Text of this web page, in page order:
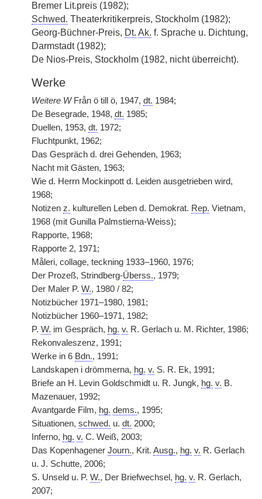
Bremer Lit.preis (1982);
Schwed. Theaterkritikerpreis, Stockholm (1982);
Georg-Büchner-Preis, Dt. Ak. f. Sprache u. Dichtung,
Darmstadt (1982);
De Nios-Preis, Stockholm (1982, nicht überreicht).
Werke
Weitere WFrån ö till ö, 1947, dt. 1984;
De Besegrade, 1948, dt. 1985;
Duellen, 1953, dt. 1972;
Fluchtpunkt, 1962;
Das Gespräch d. drei Gehenden, 1963;
Nacht mit Gästen, 1963;
Wie d. Herrn Mockinpott d. Leiden ausgetrieben wird,
1968;
Notizen z. kulturellen Leben d. Demokrat. Rep. Vietnam,
1968 (mit Gunilla Palmstierna-Weiss);
Rapporte, 1968;
Rapporte 2, 1971;
Måleri, collage, teckning 1933–1960, 1976;
Der Prozeß, Strindberg-Überss., 1979;
Der Maler P. W., 1980 / 82;
Notizbücher 1971–1980, 1981;
Notizbücher 1960–1971, 1982;
P. W. im Gespräch, hg. v. R. Gerlach u. M. Richter, 1986;
Rekonvaleszenz, 1991;
Werke in 6 Bdn., 1991;
Landskapen i drömmerna, hg. v. S. R. Ek, 1991;
Briefe an H. Levin Goldschmidt u. R. Jungk, hg. v. B.
Mazenauer, 1992;
Avantgarde Film, hg. dems., 1995;
Situationen, schwed. u. dt. 2000;
Inferno, hg. v. C. Weiß, 2003;
Das Kopenhagener Journ., Krit. Ausg., hg. v. R. Gerlach
u. J. Schutte, 2006;
S. Unseld u. P. W., Der Briefwechsel, hg. v. R. Gerlach,
2007;